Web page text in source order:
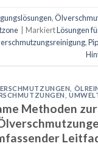
,
MarkiertLösungen
,
,
Methoden